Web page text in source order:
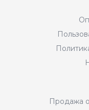
Продажа